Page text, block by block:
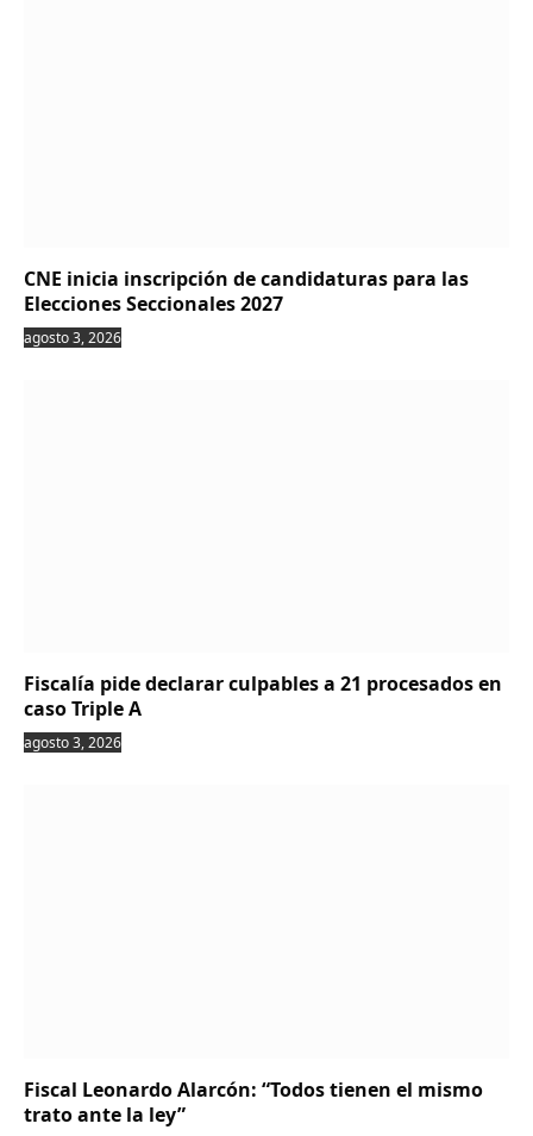
CNE inicia inscripción de candidaturas para las
Elecciones Seccionales 2027
agosto 3, 2026
Fiscalía pide declarar culpables a 21 procesados en
caso Triple A
agosto 3, 2026
Fiscal Leonardo Alarcón: “Todos tienen el mismo
trato ante la ley”